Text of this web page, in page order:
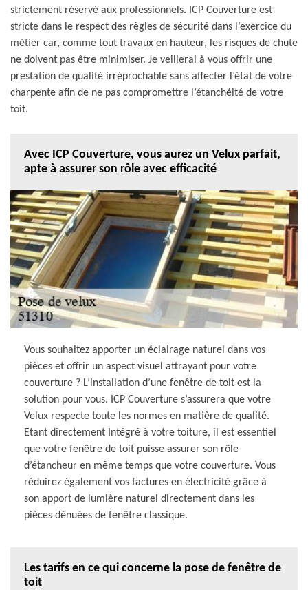
strictement réservé aux professionnels. ICP Couverture est
stricte dans le respect des règles de sécurité dans l’exercice du
métier car, comme tout travaux en hauteur, les risques de chute
ne doivent pas être minimiser. Je veillerai à vous offrir une
prestation de qualité irréprochable sans affecter l’état de votre
charpente afin de ne pas compromettre l’étanchéité de votre
toit.
Avec ICP Couverture, vous aurez un Velux parfait,
apte à assurer son rôle avec efficacité
Vous souhaitez apporter un éclairage naturel dans vos
pièces et offrir un aspect visuel attrayant pour votre
couverture ? L’installation d’une fenêtre de toit est la
solution pour vous. ICP Couverture s’assurera que votre
Velux respecte toute les normes en matière de qualité.
Etant directement Intégré à votre toiture, il est essentiel
que votre fenêtre de toit puisse assurer son rôle
d’étancheur en même temps que votre couverture. Vous
réduirez également vos factures en électricité grâce à
son apport de lumière naturel directement dans les
pièces dénuées de fenêtre classique.
Les tarifs en ce qui concerne la pose de fenêtre de
toit